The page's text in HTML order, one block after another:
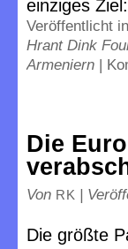
einziges
Veröffentlicht
Hrant Dink
Armeniern |
Die
Von RK |
Die größte